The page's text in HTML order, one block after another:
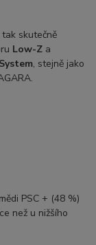
skutečně
Low-Z a
, stejně jako
PSC + (48 %)
než u nižšího